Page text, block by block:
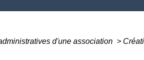
d'une association >